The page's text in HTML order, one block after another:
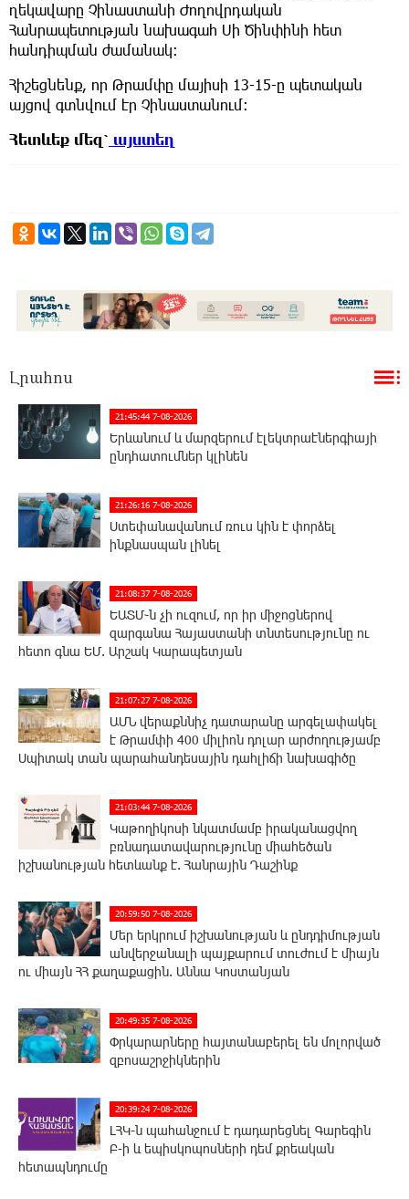
ղեկավարը Չինաստանի Ժողովրդական
Հանրապետության նախագահ Սի Ծինփինի հետ
հանդիպման ժամանակ։
Հիշեցնենք, որ Թրամփը մայիսի 13-15-ը պետական
այցով գտնվում էր Չինաստանում:
Հետևեք մեզ՝ այստեղ
Լրահոս
21:45:44 7-08-2026
Երևանում և մարզերում էլեկտրաէներգիայի
ընդհատումներ կլինեն
21:26:16 7-08-2026
Ստեփանավանում ռուս կին է փորձել
ինքնասպան լինել
21:08:37 7-08-2026
ԵԱՏՄ֊ն չի ուզում, որ իր միջոցներով
զարգանա Հայաստանի տնտեսությունը ու
հետո գնա ԵՄ. Արշակ Կարապետյան
21:07:27 7-08-2026
ԱՄՆ վերաքննիչ դատարանը արգելափակել
է Թրամփի 400 միլիոն դոլար արժողությամբ
Սպիտակ տան պարահանդեսային դահլիճի նախագիծը
21:03:44 7-08-2026
Կաթողիկոսի նկատմամբ իրականացվող
բռնադատավարությունը միահեծան
իշխանության հետևանք է. Հանրային Դաշինք
20:59:50 7-08-2026
Մեր երկրում իշխանության և ընդդիմության
անվերջանալի պայքարում տուժում է միայն
ու միայն ՀՀ քաղաքացին. Աննա Կոստանյան
20:49:35 7-08-2026
Փրկարարները հայտանաբերել են մոլորված
զբոսաշրջիկներին
20:39:24 7-08-2026
ԼՀԿ-ն պահանջում է դադարեցնել Գարեգին
Բ-ի և եպիսկոպոսների դեմ քրեական
հետապնդումը